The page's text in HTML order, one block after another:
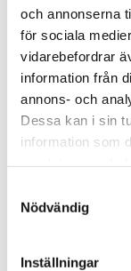
och annonserna
för sociala
vidarebefordrar
information från
annons- och
Dessa kan i sin
information som
Nödvändig
Inställningar
Ny modell
Läs mer